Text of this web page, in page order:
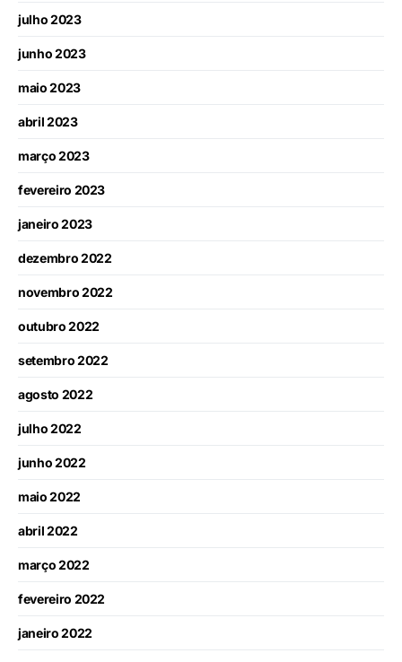
julho 2023
junho 2023
maio 2023
abril 2023
março 2023
fevereiro 2023
janeiro 2023
dezembro 2022
novembro 2022
outubro 2022
setembro 2022
agosto 2022
julho 2022
junho 2022
maio 2022
abril 2022
março 2022
fevereiro 2022
janeiro 2022